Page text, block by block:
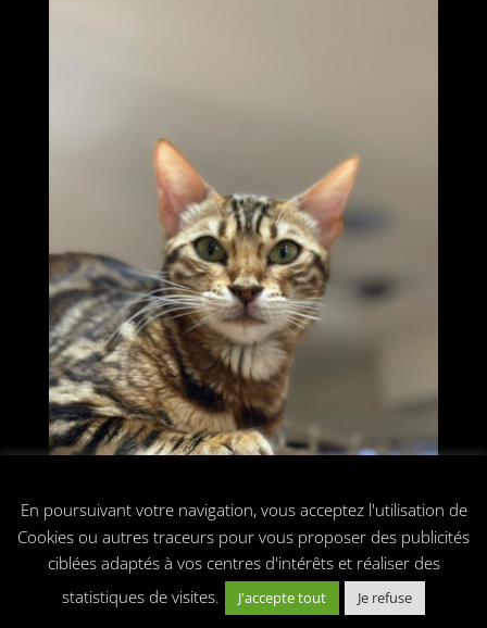
En poursuivant votre navigation, vous acceptez l'utilisation de
Cookies ou autres traceurs pour vous proposer des publicités
ciblées adaptés à vos centres d'intérêts et réaliser des
statistiques de visites.
J'accepte tout Je refuse